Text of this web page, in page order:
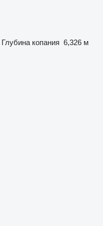
Глубина копания 6,326 м